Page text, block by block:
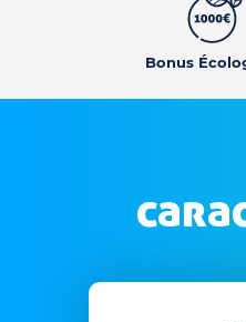
Bonus